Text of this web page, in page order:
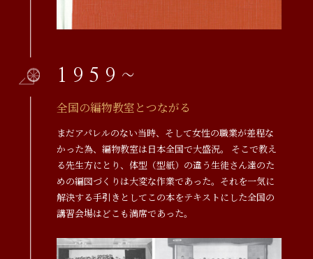
1959~
全国の編物教室とつながる
まだアパレルのない当時、そして女性の職業が差程な
かった為、編物教室は日本全国で大盛況。 そこで教え
る先生方にとり、体型（型紙）の違う生徒さん達のた
めの編図づくりは大変な作業であった。それを一気に
解決する手引きとしてこの本をテキストにした全国の
講習会場はどこも満席であった。